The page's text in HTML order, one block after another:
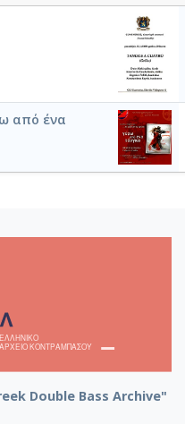
από ένα
Double Bass Archive"